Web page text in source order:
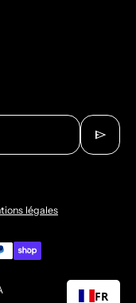
send
légales
FR